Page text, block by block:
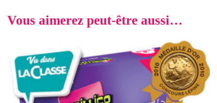
Vous aimerez peut-être aussi…